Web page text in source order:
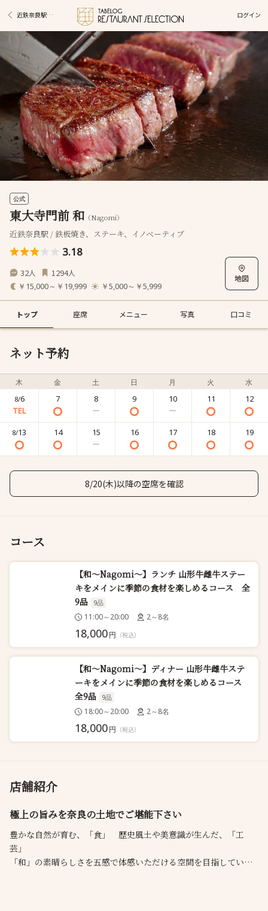
近鉄奈良駅グルメ ログイン
公式
東大寺門前 和 （Nagomi）
近鉄奈良駅 / 鉄板焼き、ステーキ、イノベーティブ
3.18
32人 1294人
￥15,000～￥19,999 ￥5,000～￥5,999
トップ 座席 メニュー 写真 口コミ
ネット予約
木 金 土 日 月 火 水
8/6 7 8 9 10 11 12
8/13 14 15 16 17 18 19
8/20(木)以降の空席を確認
コース
【和～Nagomi～】ランチ 山形牛雌牛ステー
キをメインに季節の食材を楽しめるコース 全
9品
9品
11:00～20:00 2～8名
18,000円 （税込）
【和～Nagomi～】ディナー 山形牛雌牛ステ
ーキをメインに季節の食材を楽しめるコース
全9品
9品
18:00～20:00 2～8名
18,000円 （税込）
店舗紹介
極上の旨みを奈良の土地でご堪能下さい
豊かな自然が育む、「食」 歴史風土や美意識が生んだ、「工
芸」
「和」の素晴らしさを五感で体感いただける空間を目指していま